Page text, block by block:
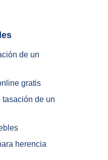
de un
gratis
de un
herencia